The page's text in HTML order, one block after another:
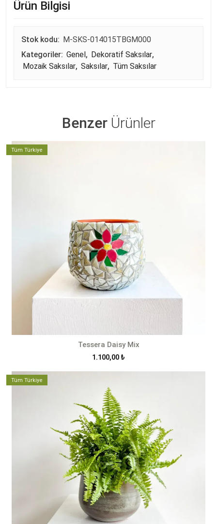
Ürün Bilgisi
Stok kodu: M-SKS-014015TBGM000
Kategoriler: Genel, Dekoratif Saksılar,
Mozaik Saksılar, Saksılar, Tüm Saksılar
BenzerÜrünler
Tüm Türkiye
Tessera Daisy Mix
1.100,00 ₺
Tüm Türkiye